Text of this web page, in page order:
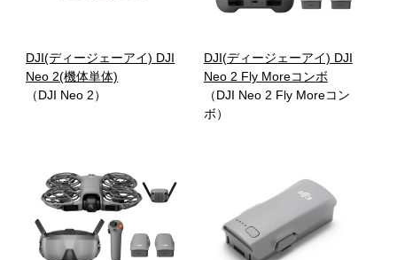
DJI(ディージェーアイ) DJI
Neo 2(機体単体)
（DJI Neo 2）
DJI(ディージェーアイ) DJI
Neo 2 Fly Moreコンボ
（DJI Neo 2 Fly Moreコン
ボ）